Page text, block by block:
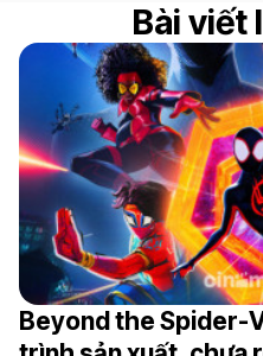
Bài viết
Beyond the Spider-